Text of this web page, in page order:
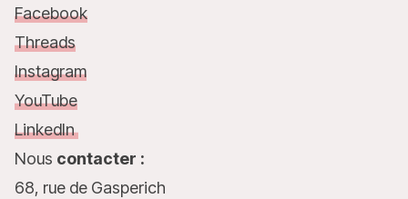
Facebook
Threads
Instagram
YouTube
LinkedIn
Nous contacter :
68, rue de Gasperich